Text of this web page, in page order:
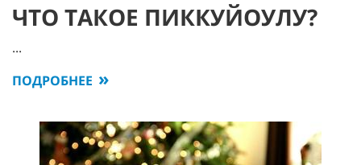
ЧТО ТАКОЕ ПИККУЙОУЛУ?
...
ПОДРОБНЕЕ